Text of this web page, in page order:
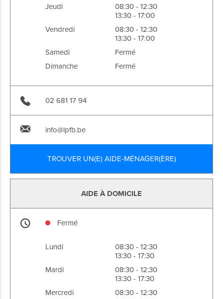
Jeudi
08:30 - 12:30
13:30 - 17:00
Vendredi
08:30 - 12:30
13:30 - 17:00
Samedi
Fermé
Dimanche
Fermé
02 681 17 94
info@lpfb.be
TROUVER UN(E) AIDE-MÉNAGER(ÈRE)
AIDE À DOMICILE
Fermé
Lundi
08:30 - 12:30
13:30 - 17:30
Mardi
08:30 - 12:30
13:30 - 17:30
Mercredi
08:30 - 12:30